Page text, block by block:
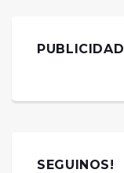
PUBLICIDAD
SEGUINOS!